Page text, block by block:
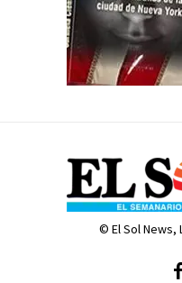
© El Sol News,